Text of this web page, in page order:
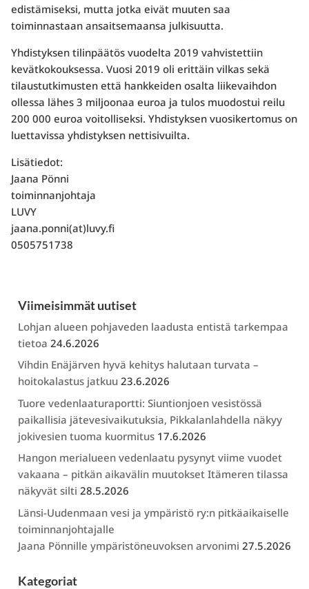
edistämiseksi, mutta jotka eivät muuten saa
toiminnastaan ansaitsemaansa julkisuutta.
Yhdistyksen tilinpäätös vuodelta 2019 vahvistettiin
kevätkokouksessa. Vuosi 2019 oli erittäin vilkas sekä
tilaustutkimusten että hankkeiden osalta liikevaihdon
ollessa lähes 3 miljoonaa euroa ja tulos muodostui reilu
200 000 euroa voitolliseksi. Yhdistyksen vuosikertomus on
luettavissa yhdistyksen nettisivuilta.
Lisätiedot:
Jaana Pönni
toiminnanjohtaja
LUVY
jaana.ponni(at)luvy.fi
0505751738
Viimeisimmät uutiset
Lohjan alueen pohjaveden laadusta entistä tarkempaa
tietoa 24.6.2026
Vihdin Enäjärven hyvä kehitys halutaan turvata –
hoitokalastus jatkuu 23.6.2026
Tuore vedenlaaturaportti: Siuntionjoen vesistössä
paikallisia jätevesivaikutuksia, Pikkalanlahdella näkyy
jokivesien tuoma kuormitus 17.6.2026
Hangon merialueen vedenlaatu pysynyt viime vuodet
vakaana – pitkän aikavälin muutokset Itämeren tilassa
näkyvät silti 28.5.2026
Länsi-Uudenmaan vesi ja ympäristö ry:n pitkäaikaiselle
toiminnanjohtajalle
Jaana Pönnille ympäristöneuvoksen arvonimi 27.5.2026
Kategoriat